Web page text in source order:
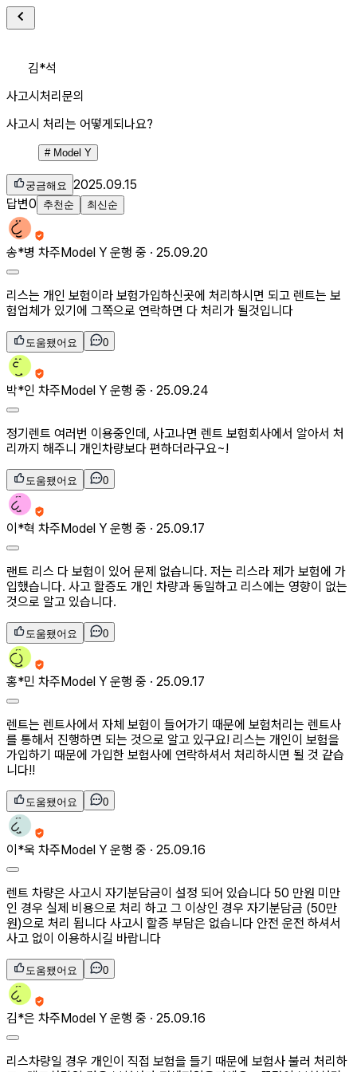
김*석
사고시처리문의
사고시 처리는 어떻게되나요?
# Model Y
궁금해요 2025.09.15
답변0 추천순 최신순
송*병 차주Model Y 운행 중 · 25.09.20
리스는 개인 보험이라 보험가입하신곳에 처리하시면 되고 렌트는 보
험업체가 있기에 그쪽으로 연락하면 다 처리가 될것입니다
도움됐어요 0
박*인 차주Model Y 운행 중 · 25.09.24
정기렌트 여러번 이용중인데, 사고나면 렌트 보험회사에서 알아서 처
리까지 해주니 개인차량보다 편하더라구요~!
도움됐어요 0
이*혁 차주Model Y 운행 중 · 25.09.17
랜트 리스 다 보험이 있어 문제 없습니다. 저는 리스라 제가 보험에 가
입했습니다. 사고 할증도 개인 차량과 동일하고 리스에는 영향이 없는
것으로 알고 있습니다.
도움됐어요 0
홍*민 차주Model Y 운행 중 · 25.09.17
렌트는 렌트사에서 자체 보험이 들어가기 때문에 보험처리는 렌트사
를 통해서 진행하면 되는 것으로 알고 있구요! 리스는 개인이 보험을
가입하기 때문에 가입한 보험사에 연락하셔서 처리하시면 될 것 같습
니다!!
도움됐어요 0
이*욱 차주Model Y 운행 중 · 25.09.16
렌트 차량은 사고시 자기분담금이 설정 되어 있습니다 50 만원 미만
인 경우 실제 비용으로 처리 하고 그 이상인 경우 자기분담금 (50만
원)으로 처리 됩니다 사고시 할증 부담은 없습니다 안전 운전 하셔서
사고 없이 이용하시길 바랍니다
도움됐어요 0
김*은 차주Model Y 운행 중 · 25.09.16
리스차량일 경우 개인이 직접 보험을 들기 때문에 보험사 불러 처리하